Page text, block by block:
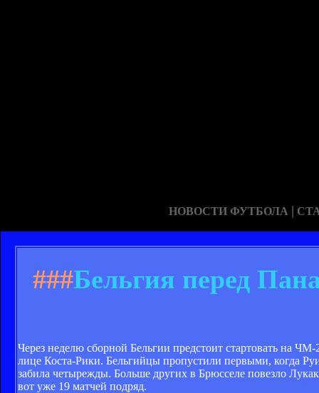
НОВОСТИ ФУТБОЛА |
###Бельгия перед
Через неделю сборной Бельгии предстоит стартовать на
лице Коста-Рики. Бельгийцы пропустили первыми, когда
забила четырежды. Больше других в Брюсселе повезло
вот уже 19 матчей подряд.